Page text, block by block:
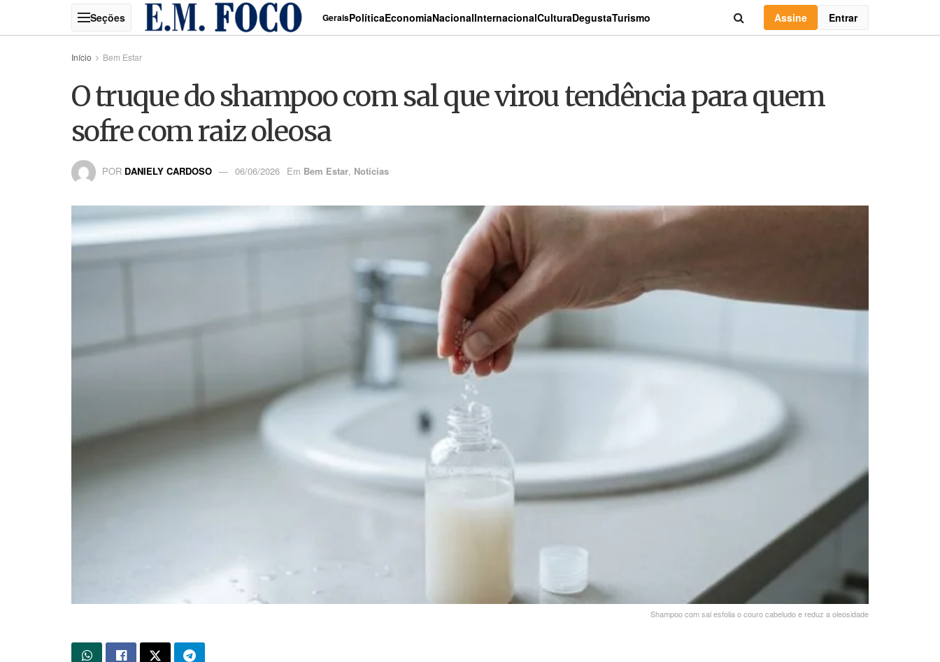
GeraisPolíticaEconomiaNacionalInternacionalCulturaDegustaTurismo Assine Entrar
Início Bem Estar
O truque do shampoo com sal que virou tendência para quem
sofre com raiz oleosa
POR DANIELY CARDOSO 06/06/2026 Em Bem Estar, Notícias
Shampoo com sal esfolia o couro cabeludo e reduz a oleosidade